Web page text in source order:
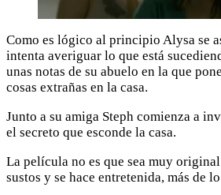
Como es lógico al principio Alysa se
intenta averiguar lo que está
unas notas de su abuelo en la que
cosas extrañas en la casa.
Junto a su amiga Steph comienza a
el secreto que esconde la casa.
La película no es que sea muy
sustos y se hace entretenida, más de